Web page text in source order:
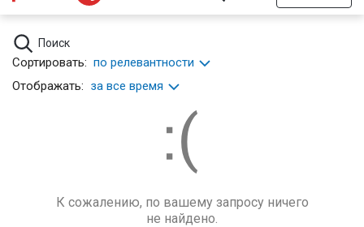
Поиск
Сортировать: по релевантности
Отображать: за все время
К сожалению, по вашему запросу ничего
не найдено.